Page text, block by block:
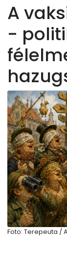
A
-
Foto: Terepeuta /